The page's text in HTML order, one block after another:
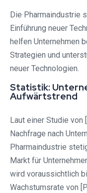
Die Pharmaindustrie
Einführung neuer
helfen Unternehmen
Strategien und
neuer Technologien.
Statistik:
Aufwärtstrend
Laut einer Studie
Nachfrage nach
Pharmaindustrie
Markt für
wird voraussichtlich
Wachstumsrate von